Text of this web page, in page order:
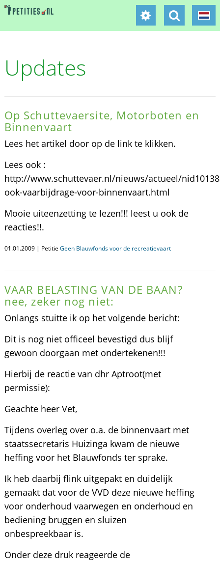
Updates
Op Schuttevaersite, Motorboten en
Binnenvaart
Lees het artikel door op de link te klikken.
Lees ook :
http://www.schuttevaer.nl/nieuws/actueel/
ook-vaarbijdrage-voor-binnenvaart.html
Mooie uiteenzetting te lezen!!! leest u ook de
reacties!!.
01.01.2009 | Petitie Geen Blauwfonds voor de recreatievaart
VAAR BELASTING VAN DE BAAN?
nee, zeker nog niet:
Onlangs stuitte ik op het volgende bericht:
Dit is nog niet officeel bevestigd dus blijf
gewoon doorgaan met ondertekenen!!!
Hierbij de reactie van dhr Aptroot(met
permissie):
Geachte heer Vet,
Tijdens overleg over o.a. de binnenvaart met
staatssecretaris Huizinga kwam de nieuwe
heffing voor het Blauwfonds ter sprake.
Ik heb daarbij flink uitgepakt en duidelijk
gemaakt dat voor de VVD deze nieuwe heffing
voor onderhoud vaarwegen en onderhoud en
bediening bruggen en sluizen
onbespreekbaar is.
Onder deze druk reageerde de